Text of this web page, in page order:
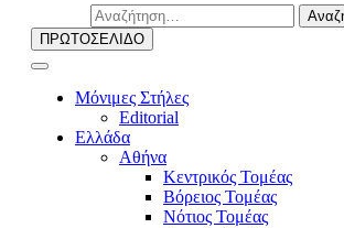
Αναζήτηση
για:
ΠΡΩΤΟΣΕΛΙΔΟ
Μόνιμες Στήλες
Editorial
Ελλάδα
Αθήνα
Κεντρικός Τομέας
Βόρειος Τομέας
Νότιος Τομέας